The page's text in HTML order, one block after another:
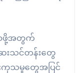
ေဖို့အတွက်
းသင်တန်းတွေ
ကုသမှုတွေအပြင်